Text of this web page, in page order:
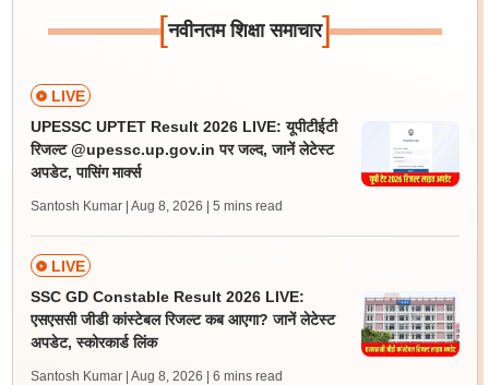
[नवीनतम शिक्षा समाचार]
LIVE
UPESSC UPTET Result 2026 LIVE: यूपीटीईटी
रिजल्ट @upessc.up.gov.in पर जल्द, जानें लेटेस्ट
अपडेट, पासिंग मार्क्स
Santosh Kumar | Aug 8, 2026 | 5 mins read
LIVE
SSC GD Constable Result 2026 LIVE:
एसएससी जीडी कांस्टेबल रिजल्ट कब आएगा? जानें लेटेस्ट
अपडेट, स्कोरकार्ड लिंक
Santosh Kumar | Aug 8, 2026 | 6 mins read